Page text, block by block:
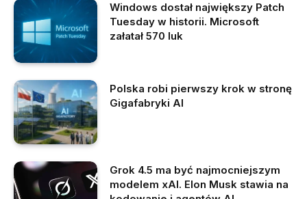
Windows dostał największy Patch
Tuesday w historii. Microsoft
załatał 570 luk
Polska robi pierwszy krok w stronę
Gigafabryki AI
Grok 4.5 ma być najmocniejszym
modelem xAI. Elon Musk stawia na